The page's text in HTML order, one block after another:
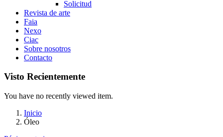
Solicitud
Revista de arte
Faia
Nexo
Ciac
Sobre nosotros
Contacto
Visto Recientemente
You have no recently viewed item.
Inicio
Óleo